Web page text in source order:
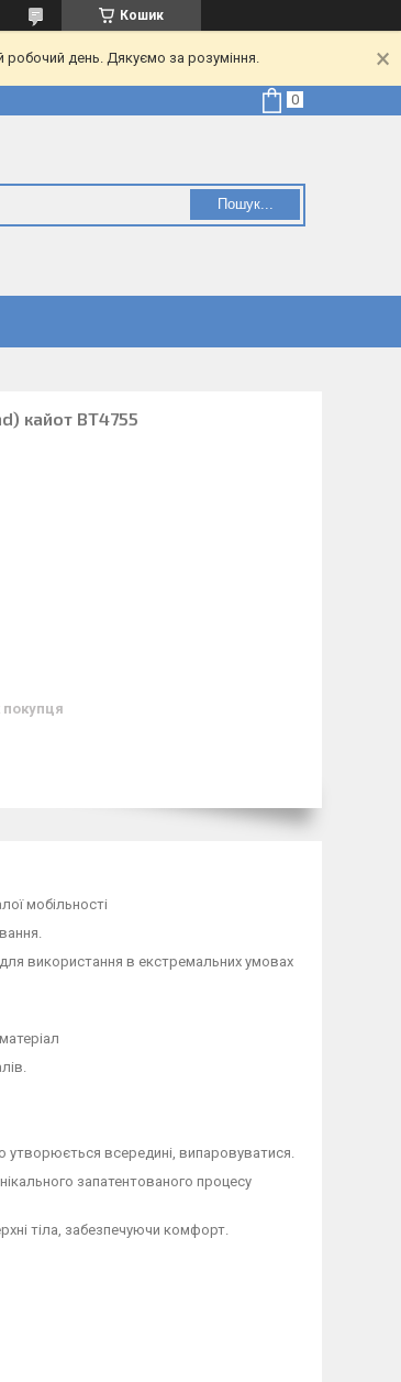
Кошик
робочий день. Дякуємо за розуміння.
Пошук...
кайот ВТ4755
покупця
мобільності
для використання в екстремальних умовах
утворюється всередині, випаровуватися.
запатентованого процесу
тіла, забезпечуючи комфорт.